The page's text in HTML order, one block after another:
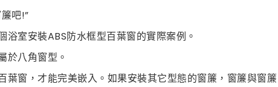
吧!”
室安裝ABS防水框型百葉窗的實際案例。
於八角窗型。
窗，才能完美嵌入。如果安裝其它型態的窗簾，窗簾與窗簾